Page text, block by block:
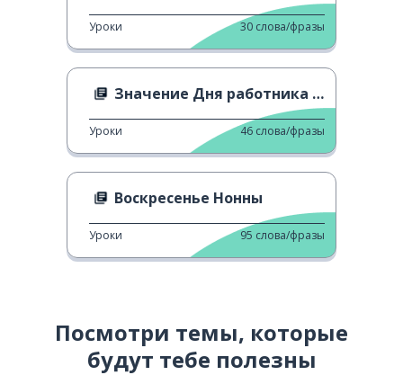
Уроки 30 слова/фразы
Значение Дня работника в наше время
Уроки 46 слова/фразы
Воскресенье Нонны
Уроки 95 слова/фразы
Посмотри темы, которые
будут тебе полезны